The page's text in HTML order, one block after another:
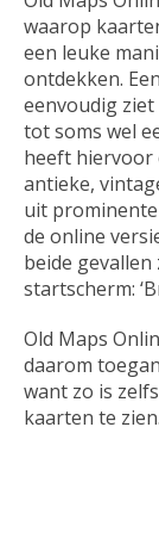
waarop
een leuke
ontdekken.
eenvoudig
tot soms wel
heeft hiervoor
antieke,
uit
de online
beide
startscherm:
Old Maps
daarom
want zo is
kaarten te zien.